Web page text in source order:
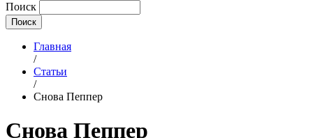
Поиск
Главная
/
Статьи
/
Снова Пеппер
Снова Пеппер